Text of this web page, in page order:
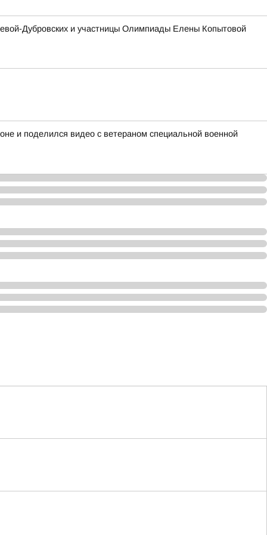
Дубровских и участницы Олимпиады Елены Копытовой
и поделился видео с ветераном специальной военной